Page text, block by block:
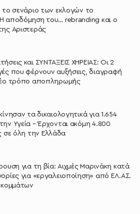
το σενάριο των εκλογών το
αποδόμηση του… rebranding και ο
Αριστεράς
και ΣΥΝΤΑΞΕΙΣ ΧΗΡΕΙΑΣ: Οι 2
που φέρνουν αυξήσεις, διαγραφή
τρόπο αποπληρωμής
τα δικαιολογητικά για 1.654
Υγεία – Έρχονται ακόμη 4.800
σε όλη την Ελλάδα
για τη βία: Αιχμές Μαρινάκη κατά
για «εργαλειοποίηση» από ΕΛ.ΑΣ.
κομμάτων